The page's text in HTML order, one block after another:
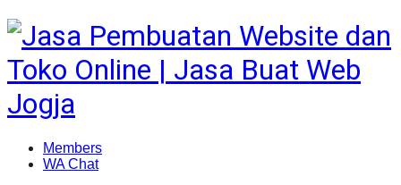
Members
WA Chat